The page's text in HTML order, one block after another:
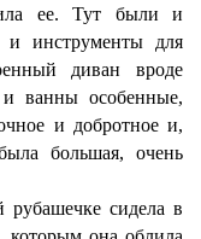
ее. Тут были и
и инструменты для
диван вроде
и ванны особенные,
и добротное и,
большая, очень
сидела в